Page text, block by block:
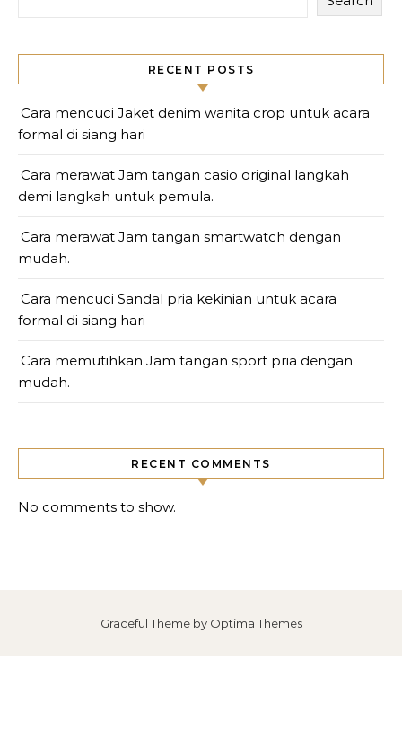
RECENT POSTS
Cara mencuci Jaket denim wanita crop untuk acara
formal di siang hari
Cara merawat Jam tangan casio original langkah
demi langkah untuk pemula.
Cara merawat Jam tangan smartwatch dengan
mudah.
Cara mencuci Sandal pria kekinian untuk acara
formal di siang hari
Cara memutihkan Jam tangan sport pria dengan
mudah.
RECENT COMMENTS
No comments to show.
Graceful Theme by Optima Themes